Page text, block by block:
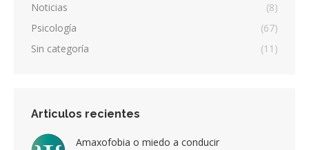
Noticias
(8)
Psicología
(67)
Sin categoría
(11)
Articulos recientes
Amaxofobia o miedo a conducir